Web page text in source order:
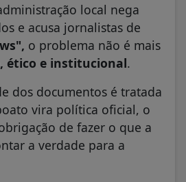
local nega
e acusa jornalistas de
o problema não é mais
ético e institucional.
dos documentos é tratada
vira política oficial, o
de fazer o que a
a verdade para a